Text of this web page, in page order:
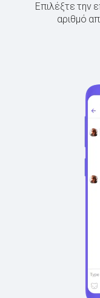
Επιλέξτε την
αριθμό